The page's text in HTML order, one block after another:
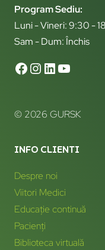
Program Sediu:
Luni - Vineri: 9:30 -
Sam - Dum: Închis
© 2026 GURSK
INFO CLIENTI
Despre noi
Viitori Medici
Educație continuă
Pacienți
Biblioteca virtuală